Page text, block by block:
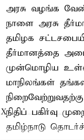
அரசு வழங்க
நாளை அரசு
தமிழக
தீர்மானத்தை
முன்மொழிய
மாநிலங்கள்
நிதிப் பகிர்வு
தமிழ்நாடு
X